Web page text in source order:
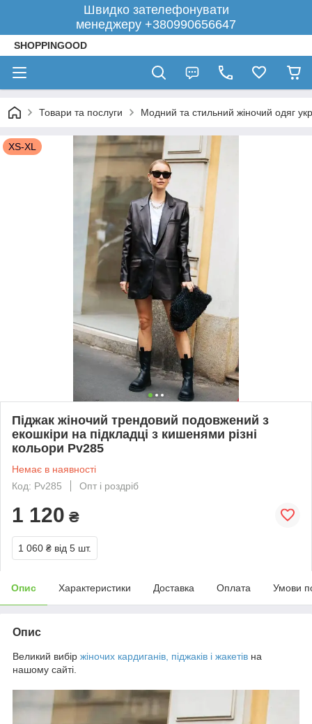
Швидко зателефонувати
менеджеру +380990656647
SHOPPINGOOD
Товари та послуги Модний та стильний жіночий одяг
XS-XL
Піджак жіночий трендовий подовжений з
екошкіри на підкладці з кишенями різні
кольори Pv285
Немає в наявності
Код: Pv285
Опт і роздріб
1 120 ₴
1 060 ₴ від 5 шт.
Опис Характеристики Доставка Оплата Умови
Опис
Великий вибір жіночих кардиганів, піджаків і жакетів на
нашому сайті.